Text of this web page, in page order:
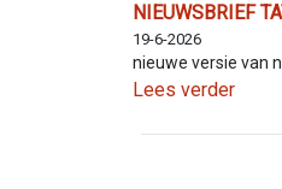
NIEUWSBRIEF
19-6-2026
nieuwe versie van
Lees verder